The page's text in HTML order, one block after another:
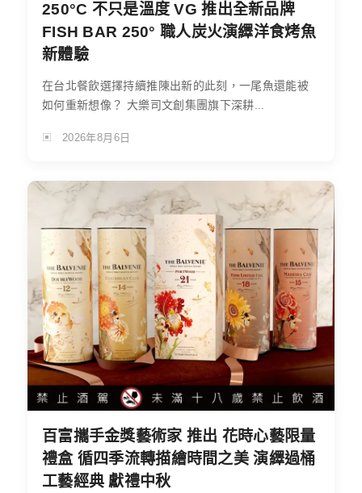
250°C 不只是溫度 VG 推出全新品牌
FISH BAR 250° 職人炭火演繹洋食烤魚
新體驗
在台北餐飲選擇持續推陳出新的此刻，一尾魚還能被
如何重新想像？ 大樂司文創集團旗下深耕...
2026年8月6日
百富攜手金獎藝術家 推出 花時心藝限量
禮盒 循四季流轉描繪時間之美 演繹過桶
工藝經典 獻禮中秋